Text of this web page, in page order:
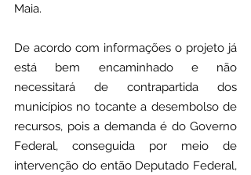
Maia.
De acordo com informações o projeto já
está bem encaminhado e não
necessitará de contrapartida dos
municípios no tocante a desembolso de
recursos, pois a demanda é do Governo
Federal, conseguida por meio de
intervenção do então Deputado Federal,